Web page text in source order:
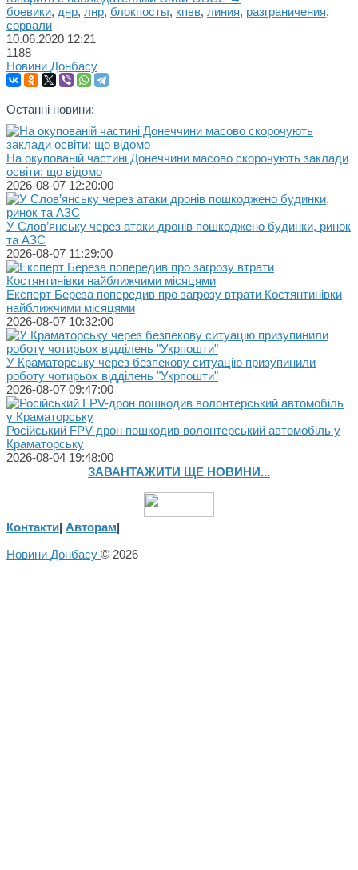
боевики, днр, лнр, блокпосты, кпвв, линия, разграничения,
сорвали
10.06.2020 12:21
1188
Новини Донбасу
Останні новини:
На окупованій частині Донеччини масово скорочують заклади
освіти: що відомо
2026-08-07 12:20:00
У Слов’янську через атаки дронів пошкоджено будинки, ринок
та АЗС
2026-08-07 11:29:00
Експерт Береза попередив про загрозу втрати Костянтинівки
найближчими місяцями
2026-08-07 10:32:00
У Краматорську через безпекову ситуацію призупинили
роботу чотирьох відділень "Укрпошти"
2026-08-07 09:47:00
Російський FPV-дрон пошкодив волонтерський автомобіль у
Краматорську
2026-08-04 19:48:00
ЗАВАНТАЖИТИ ЩЕ НОВИНИ...
Контакти Авторам
Новини Донбасу © 2026